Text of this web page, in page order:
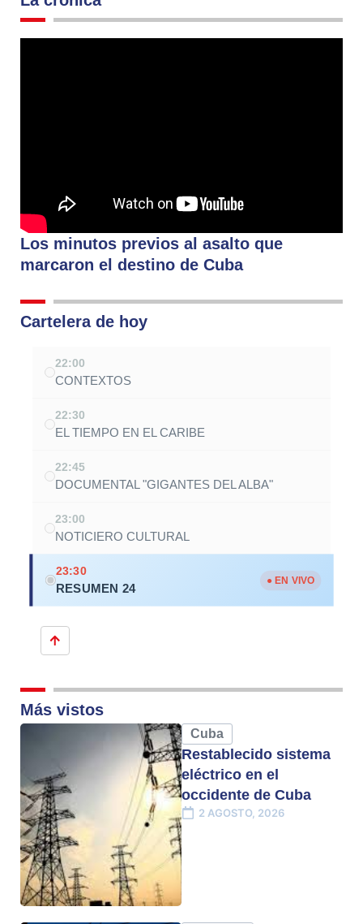
Los minutos previos al asalto que
marcaron el destino de Cuba
Cartelera de hoy
22:00
CONTEXTOS
22:30
EL TIEMPO EN EL CARIBE
22:45
DOCUMENTAL "GIGANTES DEL ALBA"
23:00
NOTICIERO CULTURAL
23:30
RESUMEN 24
● EN VIVO
Más vistos
Cuba
Restablecido sistema
eléctrico en el
occidente de Cuba
2 AGOSTO, 2026